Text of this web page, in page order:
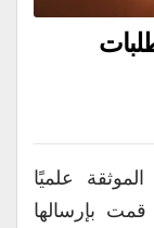
علميًا
بإرسالها